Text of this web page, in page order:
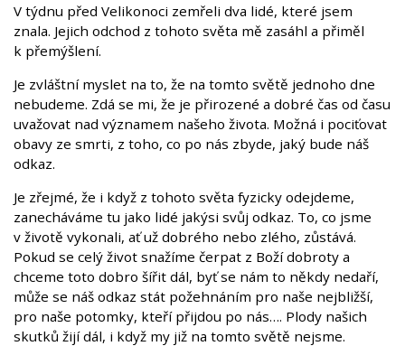
V týdnu před Velikonoci zemřeli dva lidé, které jsem
znala. Jejich odchod z tohoto světa mě zasáhl a přiměl
k přemýšlení.
Je zvláštní myslet na to, že na tomto světě jednoho dne
nebudeme. Zdá se mi, že je přirozené a dobré čas od času
uvažovat nad významem našeho života. Možná i pociťovat
obavy ze smrti, z toho, co po nás zbyde, jaký bude náš
odkaz.
Je zřejmé, že i když z tohoto světa fyzicky odejdeme,
zanecháváme tu jako lidé jakýsi svůj odkaz. To, co jsme
v životě vykonali, ať už dobrého nebo zlého, zůstává.
Pokud se celý život snažíme čerpat z Boží dobroty a
chceme toto dobro šířit dál, byť se nám to někdy nedaří,
může se náš odkaz stát požehnáním pro naše nejbližší,
pro naše potomky, kteří přijdou po nás…. Plody našich
skutků žijí dál, i když my již na tomto světě nejsme.